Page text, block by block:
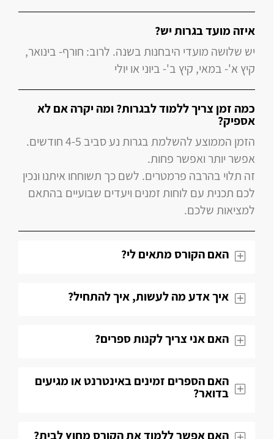
איזה מועד בגרות יש?
יש שלושה מועדי היבחנות בשנה. לרוב: חורף- בינואר,
קיץ א'- במאי, קיץ ב'- ביוני או יולי
כמה זמן צריך ללמוד לבגרות? ומה יקרה אם לא
אספיק?
הזמן הממוצע להשלמת בגרות נע סביב 4-5 חודשים.
אפשר יותר ואפשר פחות.
זה תלוי בהרבה פרמטרים. לשם כך תשוחחו איתנו ונכין
לכם תכנית עם לוחות זמנים ויעדים שבועיים בהתאם
למציאות שלכם.
האם הקורס מתאים לי?
איך אדע מה לעשות, איך להתחיל?
האם אני צריך לקנות ספרים?
האם הספרים זמינים באינטרנט או מגיעים
בדואר?
האם אפשר ללמוד את הקורס מחוץ לבית?